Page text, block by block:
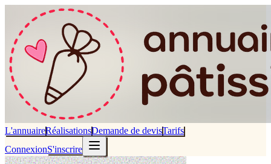
L'annuaireRéalisationsDemande de devisTarifs
ConnexionS'inscrire